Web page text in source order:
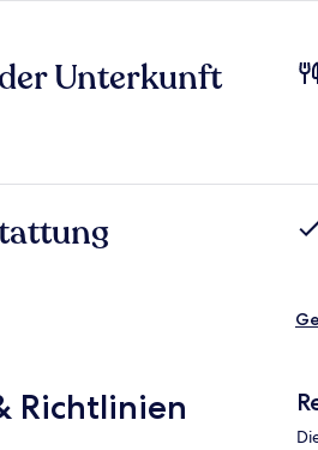
Unterkunft
Richtlinien